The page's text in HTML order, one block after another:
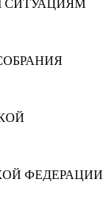
СИТУАЦИЯМ
ФЕДЕРАЦИИ